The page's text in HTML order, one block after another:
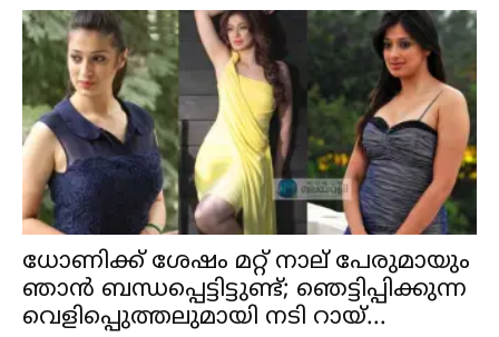
ധോണിക്ക് ശേഷം മറ്റ് നാല് പേരുമായും
ഞാൻ ബന്ധപ്പെട്ടിട്ടുണ്ട്; ഞെട്ടിപ്പിക്കുന്ന
വെളിപ്പെുത്തലുമായി നടി റായ്...